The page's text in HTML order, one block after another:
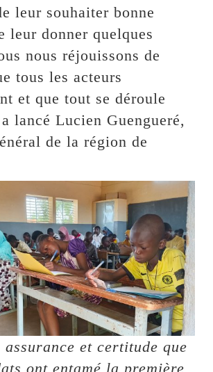
leur souhaiter bonne
leur donner quelques
nous réjouissons de
tous les acteurs
et que tout se déroule
lancé Lucien Guengueré,
de la région de
assurance et certitude que
ont entamé la première